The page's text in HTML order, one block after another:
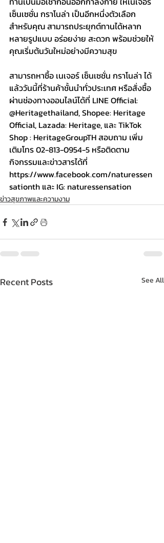
เซ็นเซชั่น กราโนล่า เป็นอีกหนึ่งตัวเลือก
สำหรับคุณ สามารถประยุกต์ทานได้หลาก
หลายรูปแบบ อร่อยง่าย สะดวก พร้อมช่วยให้
คุณเริ่มต้นวันใหม่อย่างมีความสุข
สามารถหาซื้อ เนเจอร์ เซ็นเซชั่น กราโนล่า ได้
แล้ววันนี้ที่ร้านค้าชั้นนำทั่วประเทศ หรือสั่งซื้อ
ผ่านช่องทางออนไลน์ได้ที่ LINE Official:
@Heritagethailand, Shopee: Heritage
Official, Lazada: Heritage, และ TikTok
Shop : HeritageGroupTH สอบถาม เพิ่ม
เติมโทร 02-813-0954-5 หรือติดตาม
กิจกรรมและข่าวสารได้ที่
https://www.facebook.com/naturessen
sationth และ IG: naturessensation
ข่าวสุขภาพและความงาม
Recent Posts See All